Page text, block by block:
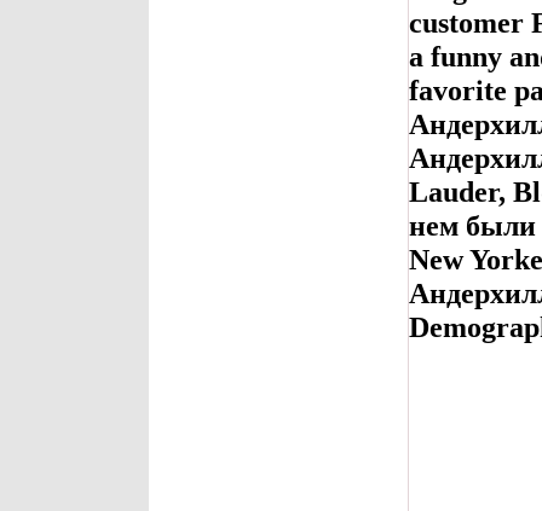
customer
a funny
favorite
Lauder,
нем были
New